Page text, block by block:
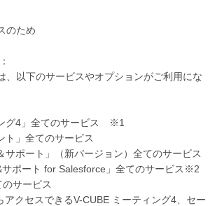
のため
、以下のサービスやオプションがご利用にな
ング4」全てのサービス ※1
ト」全てのサービス
サポート」（新バージョン）全てのサービス
サポート for Salesforce」全てのサービス※2
のサービス
アクセスできるV-CUBE ミーティング4、セー